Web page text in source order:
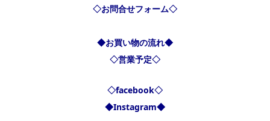
◇お問合せフォーム◇
◆お買い物の流れ◆
◇営業予定◇
◇facebook◇
◆Instagram◆